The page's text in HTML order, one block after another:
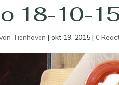
18-10-
Tienhoven |okt 19, 2015 |0